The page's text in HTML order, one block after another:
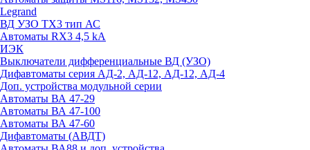
Legrand
ВД УЗО TX3 тип АС
Автоматы RX3 4,5 kA
ИЭК
Выключатели дифференциальные ВД (УЗО)
Дифавтоматы серия АД-2, АД-12, АД-12, АД-4
Доп. устройства модульной серии
Автоматы ВА 47-29
Автоматы ВА 47-100
Автоматы ВА 47-60
Дифавтоматы (АВДТ)